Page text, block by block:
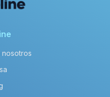
nosotros